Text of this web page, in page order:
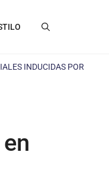
INDUCIDAS POR